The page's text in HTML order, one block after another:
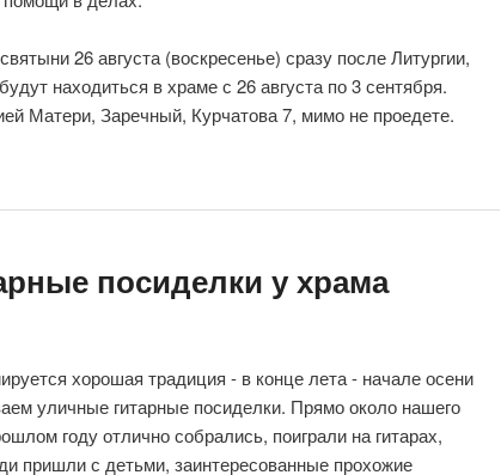
26 августа (воскресенье) сразу после Литургии,
находиться в храме с 26 августа по 3 сентября.
Матери, Заречный, Курчатова 7, мимо не проедете.
посиделки у храма
хорошая традиция - в конце лета - начале осени
уличные гитарные посиделки. Прямо около нашего
году отлично собрались, поиграли на гитарах,
пришли с детьми, заинтересованные прохожие